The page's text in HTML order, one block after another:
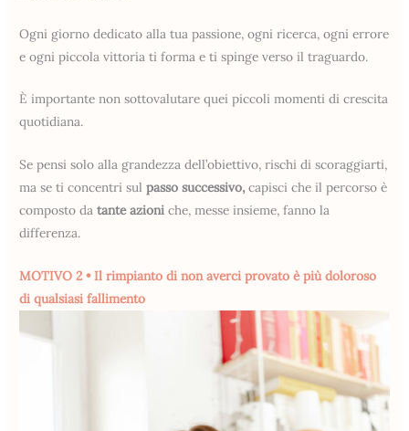
Ogni giorno dedicato alla tua passione, ogni ricerca, ogni errore
e ogni piccola vittoria ti forma e ti spinge verso il traguardo.
È importante non sottovalutare quei piccoli momenti di crescita
quotidiana.
Se pensi solo alla grandezza dell’obiettivo, rischi di scoraggiarti,
ma se ti concentri sulpasso successivo, capisci che il percorso è
composto datante azioni che, messe insieme, fanno la
differenza.
MOTIVO 2 • Il rimpianto di non averci provato è più doloroso
di qualsiasi fallimento